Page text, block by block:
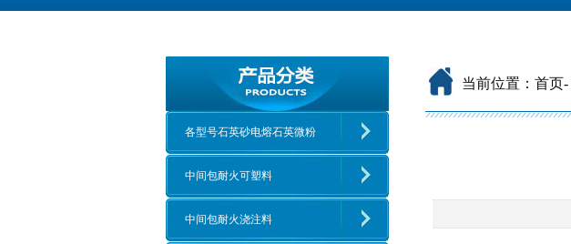
各型号石英砂电熔石英微粉
中间包耐火可塑料
中间包耐火浇注料
当前位置： 首页-